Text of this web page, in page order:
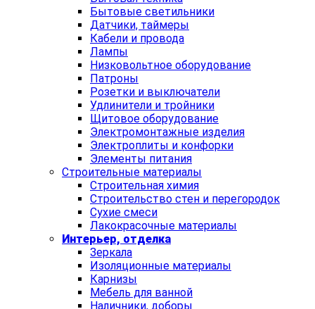
Бытовые светильники
Датчики, таймеры
Кабели и провода
Лампы
Низковольтное оборудование
Патроны
Розетки и выключатели
Удлинители и тройники
Щитовое оборудование
Электромонтажные изделия
Электроплиты и конфорки
Элементы питания
Строительные материалы
Строительная химия
Строительство стен и перегородок
Сухие смеси
Лакокрасочные материалы
Интерьер, отделка
Зеркала
Изоляционные материалы
Карнизы
Мебель для ванной
Наличники, доборы